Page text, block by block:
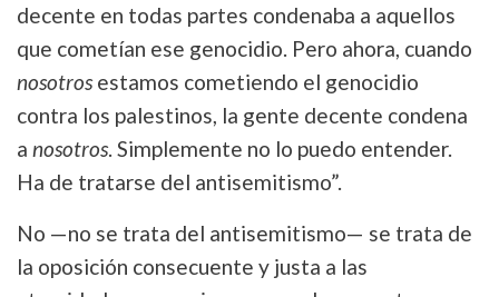
decente en todas partes condenaba a aquellos
que cometían ese genocidio. Pero ahora, cuando
nosotrosestamos cometiendo el genocidio
contra los palestinos, la gente decente condena
a nosotros. Simplemente no lo puedo entender.
Ha de tratarse del antisemitismo”.
No —no se trata del antisemitismo— se trata de
la oposición consecuente y justa a las